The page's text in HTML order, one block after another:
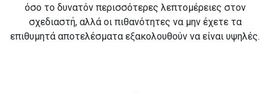
όσο το δυνατόν περισσότερες λεπτομέρειες στον
σχεδιαστή, αλλά οι πιθανότητες να μην έχετε τα
επιθυμητά αποτελέσματα εξακολουθούν να είναι υψηλές.